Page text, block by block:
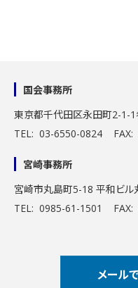
国会事務所
東京都千代田区永田町2-1-1
TEL: 03-6550-0824 FAX:
宮崎事務所
宮崎市丸島町5-18 平和ビル
TEL: 0985-61-1501 FAX:
メール